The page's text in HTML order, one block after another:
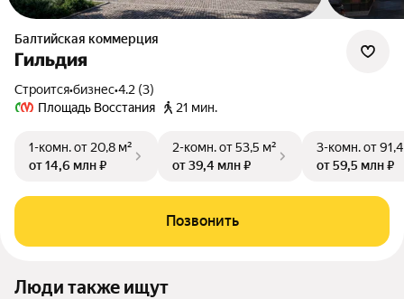
Балтийская коммерция
Гильдия
Строится•бизнес•4.2 (3)
Площадь Восстания
21 мин.
1-комн.от 20,8 м²
от 14,6 млн ₽
2-комн.от 53,5 м²
от 39,4 млн ₽
3-комн.от
от 59,5 млн ₽
Позвонить
Люди также ищут